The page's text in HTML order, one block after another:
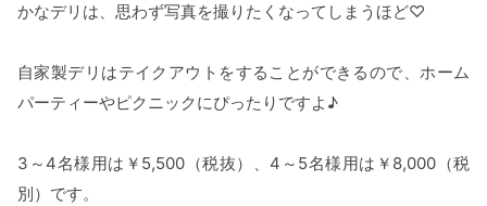
かなデリは、思わず写真を撮りたくなってしまうほど♡
自家製デリはテイクアウトをすることができるので、ホーム
パーティーやピクニックにぴったりですよ♪
3～4名様用は￥5,500（税抜）、4～5名様用は￥8,000（税
別）です。